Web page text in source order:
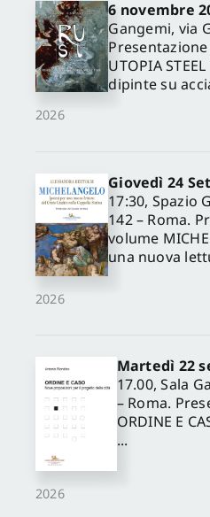
2026
6 novembre
Gangemi, via
Presentazione
UTOPIA
dipinte su
2026
Giovedì 24
17:30, Spazio
142 – Roma.
volume
una nuova
2026
Martedì 22
17.00, Sala
– Roma.
ORDINE E
...